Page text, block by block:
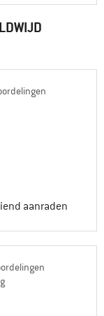
aanraden